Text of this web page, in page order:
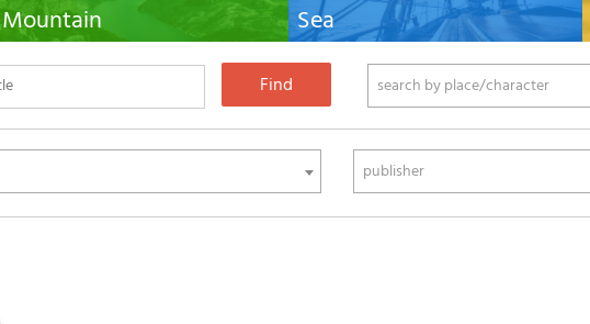
Mountain
Alpine guides, hiking guides, technical manuals
for summer and winter mountaineering.
Mountain literature and filmography
Sea
Nautical manuals, nautical cartography, books
and literature for sailboat and motor
search by place/character
publisher